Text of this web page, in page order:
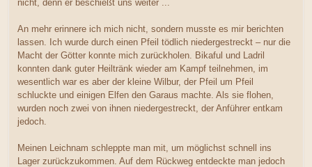
nicht, denn er beschießt uns weiter ...
An mehr erinnere ich mich nicht, sondern musste es mir berichten
lassen. Ich wurde durch einen Pfeil tödlich niedergestreckt – nur die
Macht der Götter konnte mich zurückholen. Bikaful und Ladril
konnten dank guter Heiltränk wieder am Kampf teilnehmen, im
wesentlich war es aber der kleine Wilbur, der Pfeil um Pfeil
schluckte und einigen Elfen den Garaus machte. Als sie flohen,
wurden noch zwei von ihnen niedergestreckt, der Anführer entkam
jedoch.
Meinen Leichnam schleppte man mit, um möglichst schnell ins
Lager zurückzukommen. Auf dem Rückweg entdeckte man jedoch